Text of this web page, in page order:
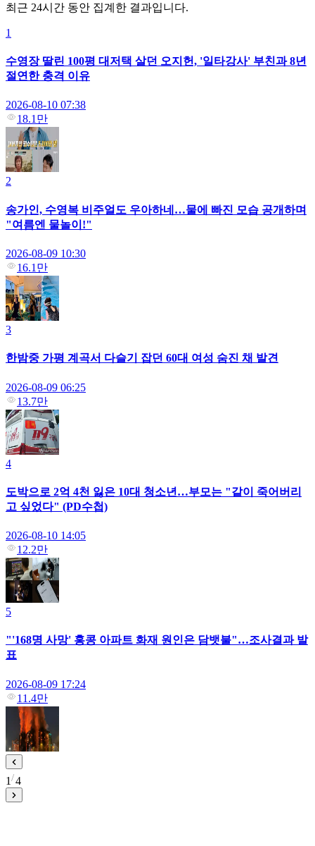
최근 24시간 동안 집계한 결과입니다.
1
수영장 딸린 100평 대저택 살던 오지헌, '일타강사' 부친과 8년
절연한 충격 이유
2026-08-10 07:38
18.1만
2
송가인, 수영복 비주얼도 우아하네…물에 빠진 모습 공개하며
"여름엔 물놀이!"
2026-08-09 10:30
16.1만
3
한밤중 가평 계곡서 다슬기 잡던 60대 여성 숨진 채 발견
2026-08-09 06:25
13.7만
4
도박으로 2억 4천 잃은 10대 청소년…부모는 "같이 죽어버리
고 싶었다" (PD수첩)
2026-08-10 14:05
12.2만
5
"'168명 사망' 홍콩 아파트 화재 원인은 담뱃불"…조사결과 발
표
2026-08-09 17:24
11.4만
1 4